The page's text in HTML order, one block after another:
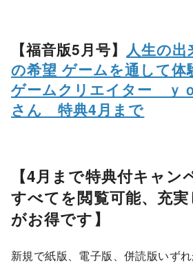
【福音版5月号】 人生の
の希望 ゲームを通して体
ゲームクリエイター ｙ
さん 特典4月まで
【4月まで特典付キャ
すべてを閲覧可能、充
がお得です】
新規で紙版、電子版、併読版いず